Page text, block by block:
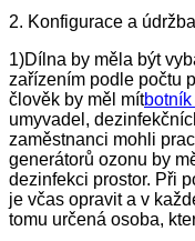
2. Konfigurace a
1)Dílna by měla být
zařízením podle počtu
člověk by měl mítbotník
umyvadel,
zaměstnanci mohli
generátorů ozonu by
dezinfekci prostor. Při
je včas opravit a v
tomu určená osoba,